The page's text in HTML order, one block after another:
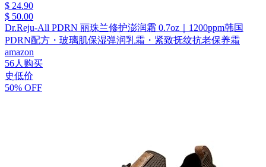
$ 24.90
$ 50.00
Dr.Reju-All PDRN 丽珠兰修护澎润霜 0.7oz｜1200ppm韩国
PDRN配方・玻璃肌保湿弹润乳霜・紧致抚纹抗老保养霜
amazon
56人购买
史低价
50% OFF